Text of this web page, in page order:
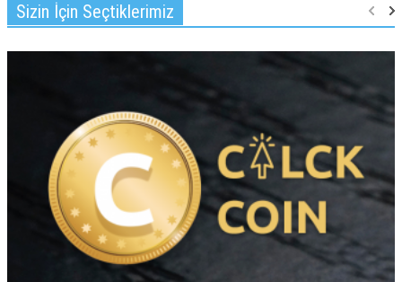
BITCOIN KAZAN
ÖDEME BELGESI
VIDEO
İLETIŞIM
Sizin İçin Seçtiklerimiz